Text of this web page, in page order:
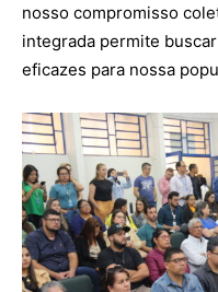
nosso compromisso
integrada permite
eficazes para nossa